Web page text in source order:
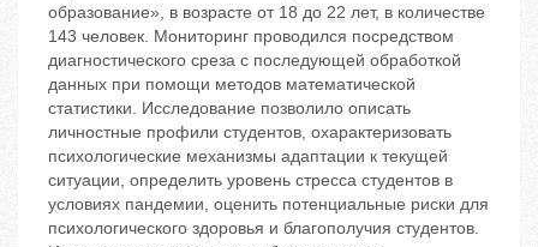
образование», в возрасте от 18 до 22 лет, в количестве
143 человек. Мониторинг проводился посредством
диагностического среза с последующей обработкой
данных при помощи методов математической
статистики. Исследование позволило описать
личностные профили студентов, охарактеризовать
психологические механизмы адаптации к текущей
ситуации, определить уровень стресса студентов в
условиях пандемии, оценить потенциальные риски для
психологического здоровья и благополучия студентов.